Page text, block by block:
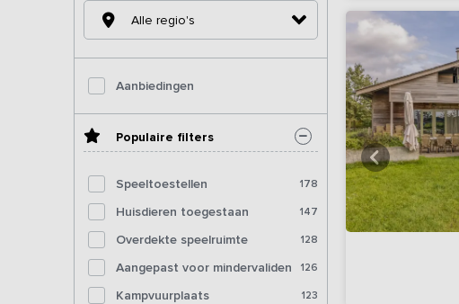
Alle regio's
Aanbiedingen
Populaire filters
Speeltoestellen 178
Huisdieren toegestaan 147
Overdekte speelruimte 128
Aangepast voor mindervaliden 126
Kampvuurplaats 123